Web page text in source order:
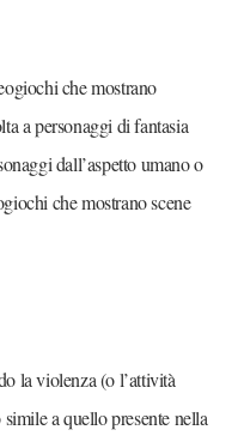
che mostrano
a personaggi di fantasia
dall’aspetto umano o
che mostrano scene
la violenza (o l’attività
a quello presente nella